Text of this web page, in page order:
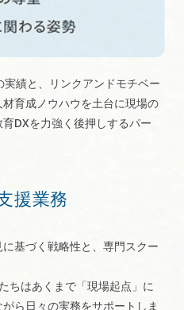
績と、リンクアンドモチベー
育成ノウハウを土台に現場の
DXを力強く後押しするパー
援業務
基づく戦略性と、専門スクー
ちはあくまで「現場起点」に
ら日々の実務をサポートしま